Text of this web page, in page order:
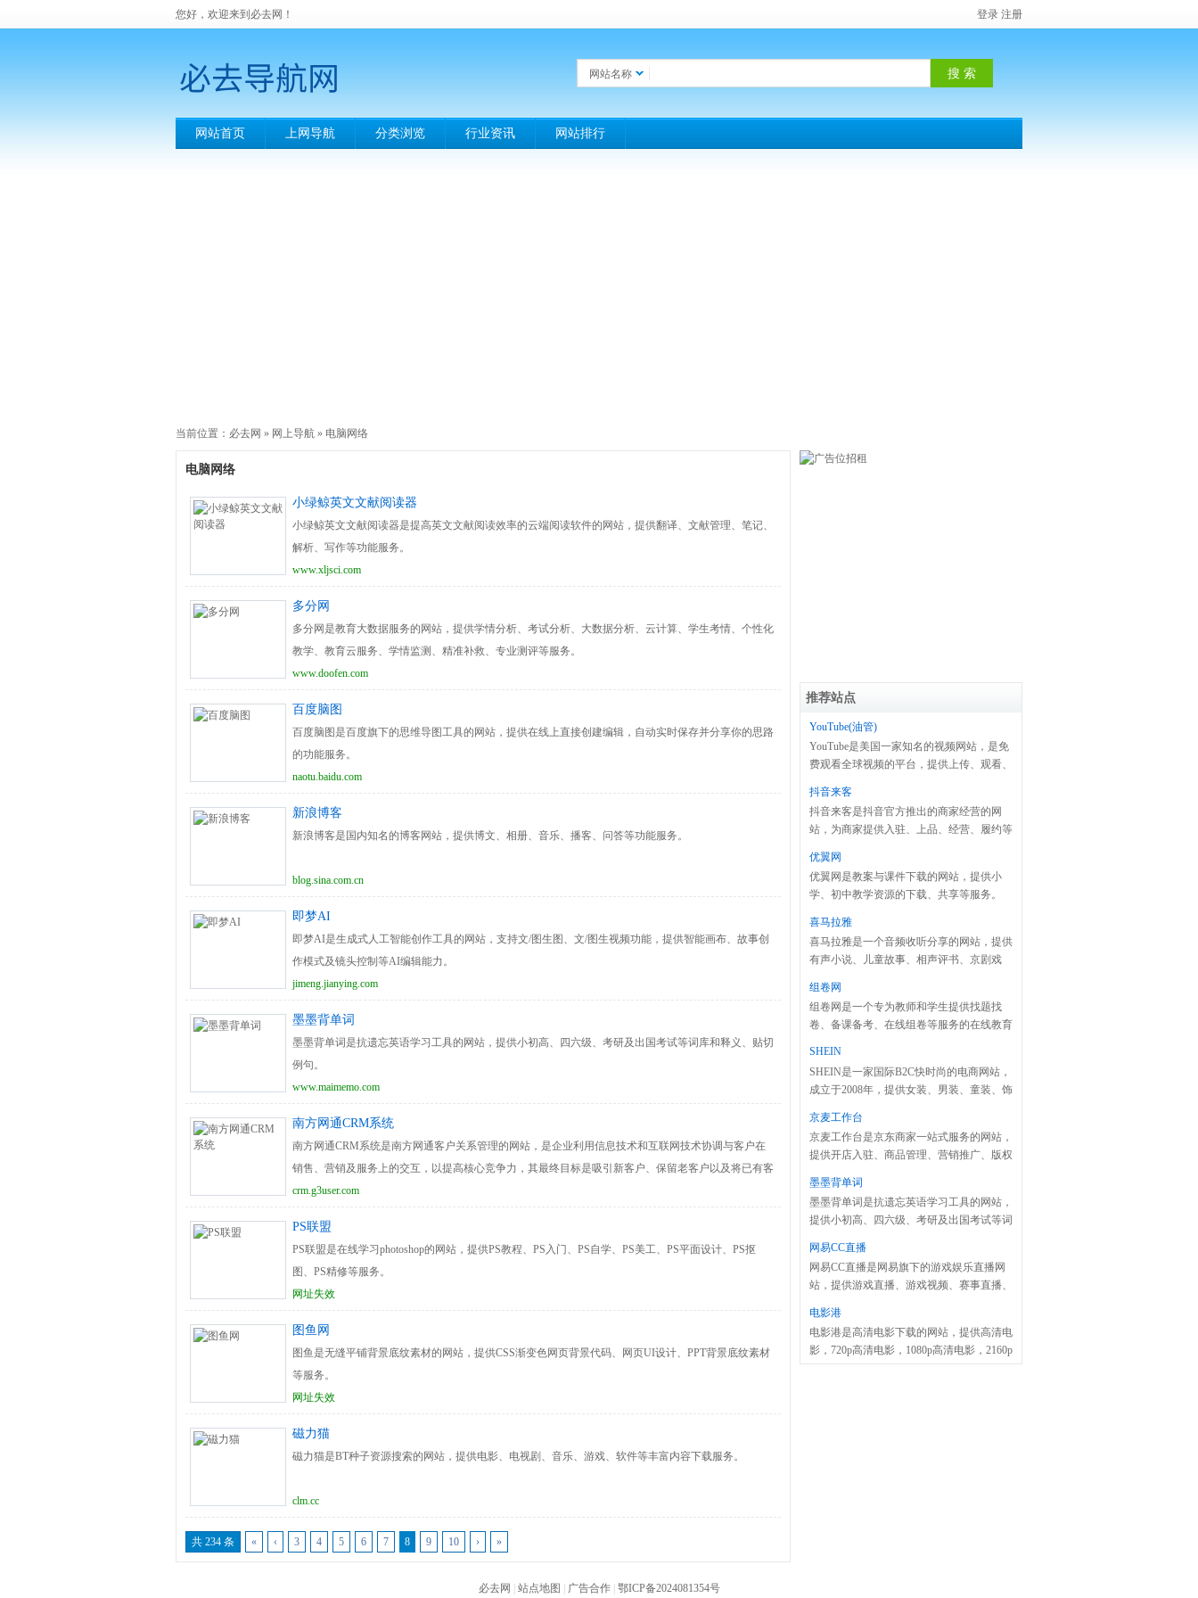
您好，欢迎来到必去网！ 登录 注册
网站名称
网站首页 上网导航 分类浏览 行业资讯 网站排行
当前位置： 必去网 » 网上导航 » 电脑网络
电脑网络
小绿鲸英文文献阅读器
小绿鲸英文文献阅读器是提高英文文献阅读效率的云端阅读软件的网站，提供翻译、文献管理、笔记、
解析、写作等功能服务。
www.xljsci.com
多分网
多分网是教育大数据服务的网站，提供学情分析、考试分析、大数据分析、云计算、学生考情、个性化
教学、教育云服务、学情监测、精准补救、专业测评等服务。
www.doofen.com
百度脑图
百度脑图是百度旗下的思维导图工具的网站，提供在线上直接创建编辑，自动实时保存并分享你的思路
的功能服务。
naotu.baidu.com
新浪博客
新浪博客是国内知名的博客网站，提供博文、相册、音乐、播客、问答等功能服务。
blog.sina.com.cn
即梦AI
即梦AI是生成式人工智能创作工具的网站，支持文/图生图、文/图生视频功能，提供智能画布、故事创
作模式及镜头控制等AI编辑能力。
jimeng.jianying.com
墨墨背单词
墨墨背单词是抗遗忘英语学习工具的网站，提供小初高、四六级、考研及出国考试等词库和释义、贴切
例句。
www.maimemo.com
南方网通CRM系统
南方网通CRM系统是南方网通客户关系管理的网站，是企业利用信息技术和互联网技术协调与客户在
销售、营销及服务上的交互，以提高核心竞争力，其最终目标是吸引新客户、保留老客户以及将已有客
户转为忠实客户。
crm.g3user.com
PS联盟
PS联盟是在线学习photoshop的网站，提供PS教程、PS入门、PS自学、PS美工、PS平面设计、PS抠
图、PS精修等服务。
网址失效
图鱼网
图鱼是无缝平铺背景底纹素材的网站，提供CSS渐变色网页背景代码、网页UI设计、PPT背景底纹素材
等服务。
网址失效
磁力猫
磁力猫是BT种子资源搜索的网站，提供电影、电视剧、音乐、游戏、软件等丰富内容下载服务。
clm.cc
共 234 条 « ‹ 3 4 5 6 7 8 9 10 › »
推荐站点
YouTube(油管)
YouTube是美国一家知名的视频网站，是免
费观看全球视频的平台，提供上传、观看、
抖音来客
抖音来客是抖音官方推出的商家经营的网
站，为商家提供入驻、上品、经营、履约等
优翼网
优翼网是教案与课件下载的网站，提供小
学、初中教学资源的下载、共享等服务。
喜马拉雅
喜马拉雅是一个音频收听分享的网站，提供
有声小说、儿童故事、相声评书、京剧戏
容。
组卷网
组卷网是一个专为教师和学生提供找题找
卷、备课备考、在线组卷等服务的在线教育
SHEIN
SHEIN是一家国际B2C快时尚的电商网站，
成立于2008年，提供女装、男装、童装、饰
京麦工作台
京麦工作台是京东商家一站式服务的网站，
提供开店入驻、商品管理、营销推广、版权
墨墨背单词
墨墨背单词是抗遗忘英语学习工具的网站，
提供小初高、四六级、考研及出国考试等词
网易CC直播
网易CC直播是网易旗下的游戏娱乐直播网
站，提供游戏直播、游戏视频、赛事直播、
电影港
电影港是高清电影下载的网站，提供高清电
影，720p高清电影，1080p高清电影，2160p
必去网 站点地图 广告合作| 鄂ICP备2024081354号